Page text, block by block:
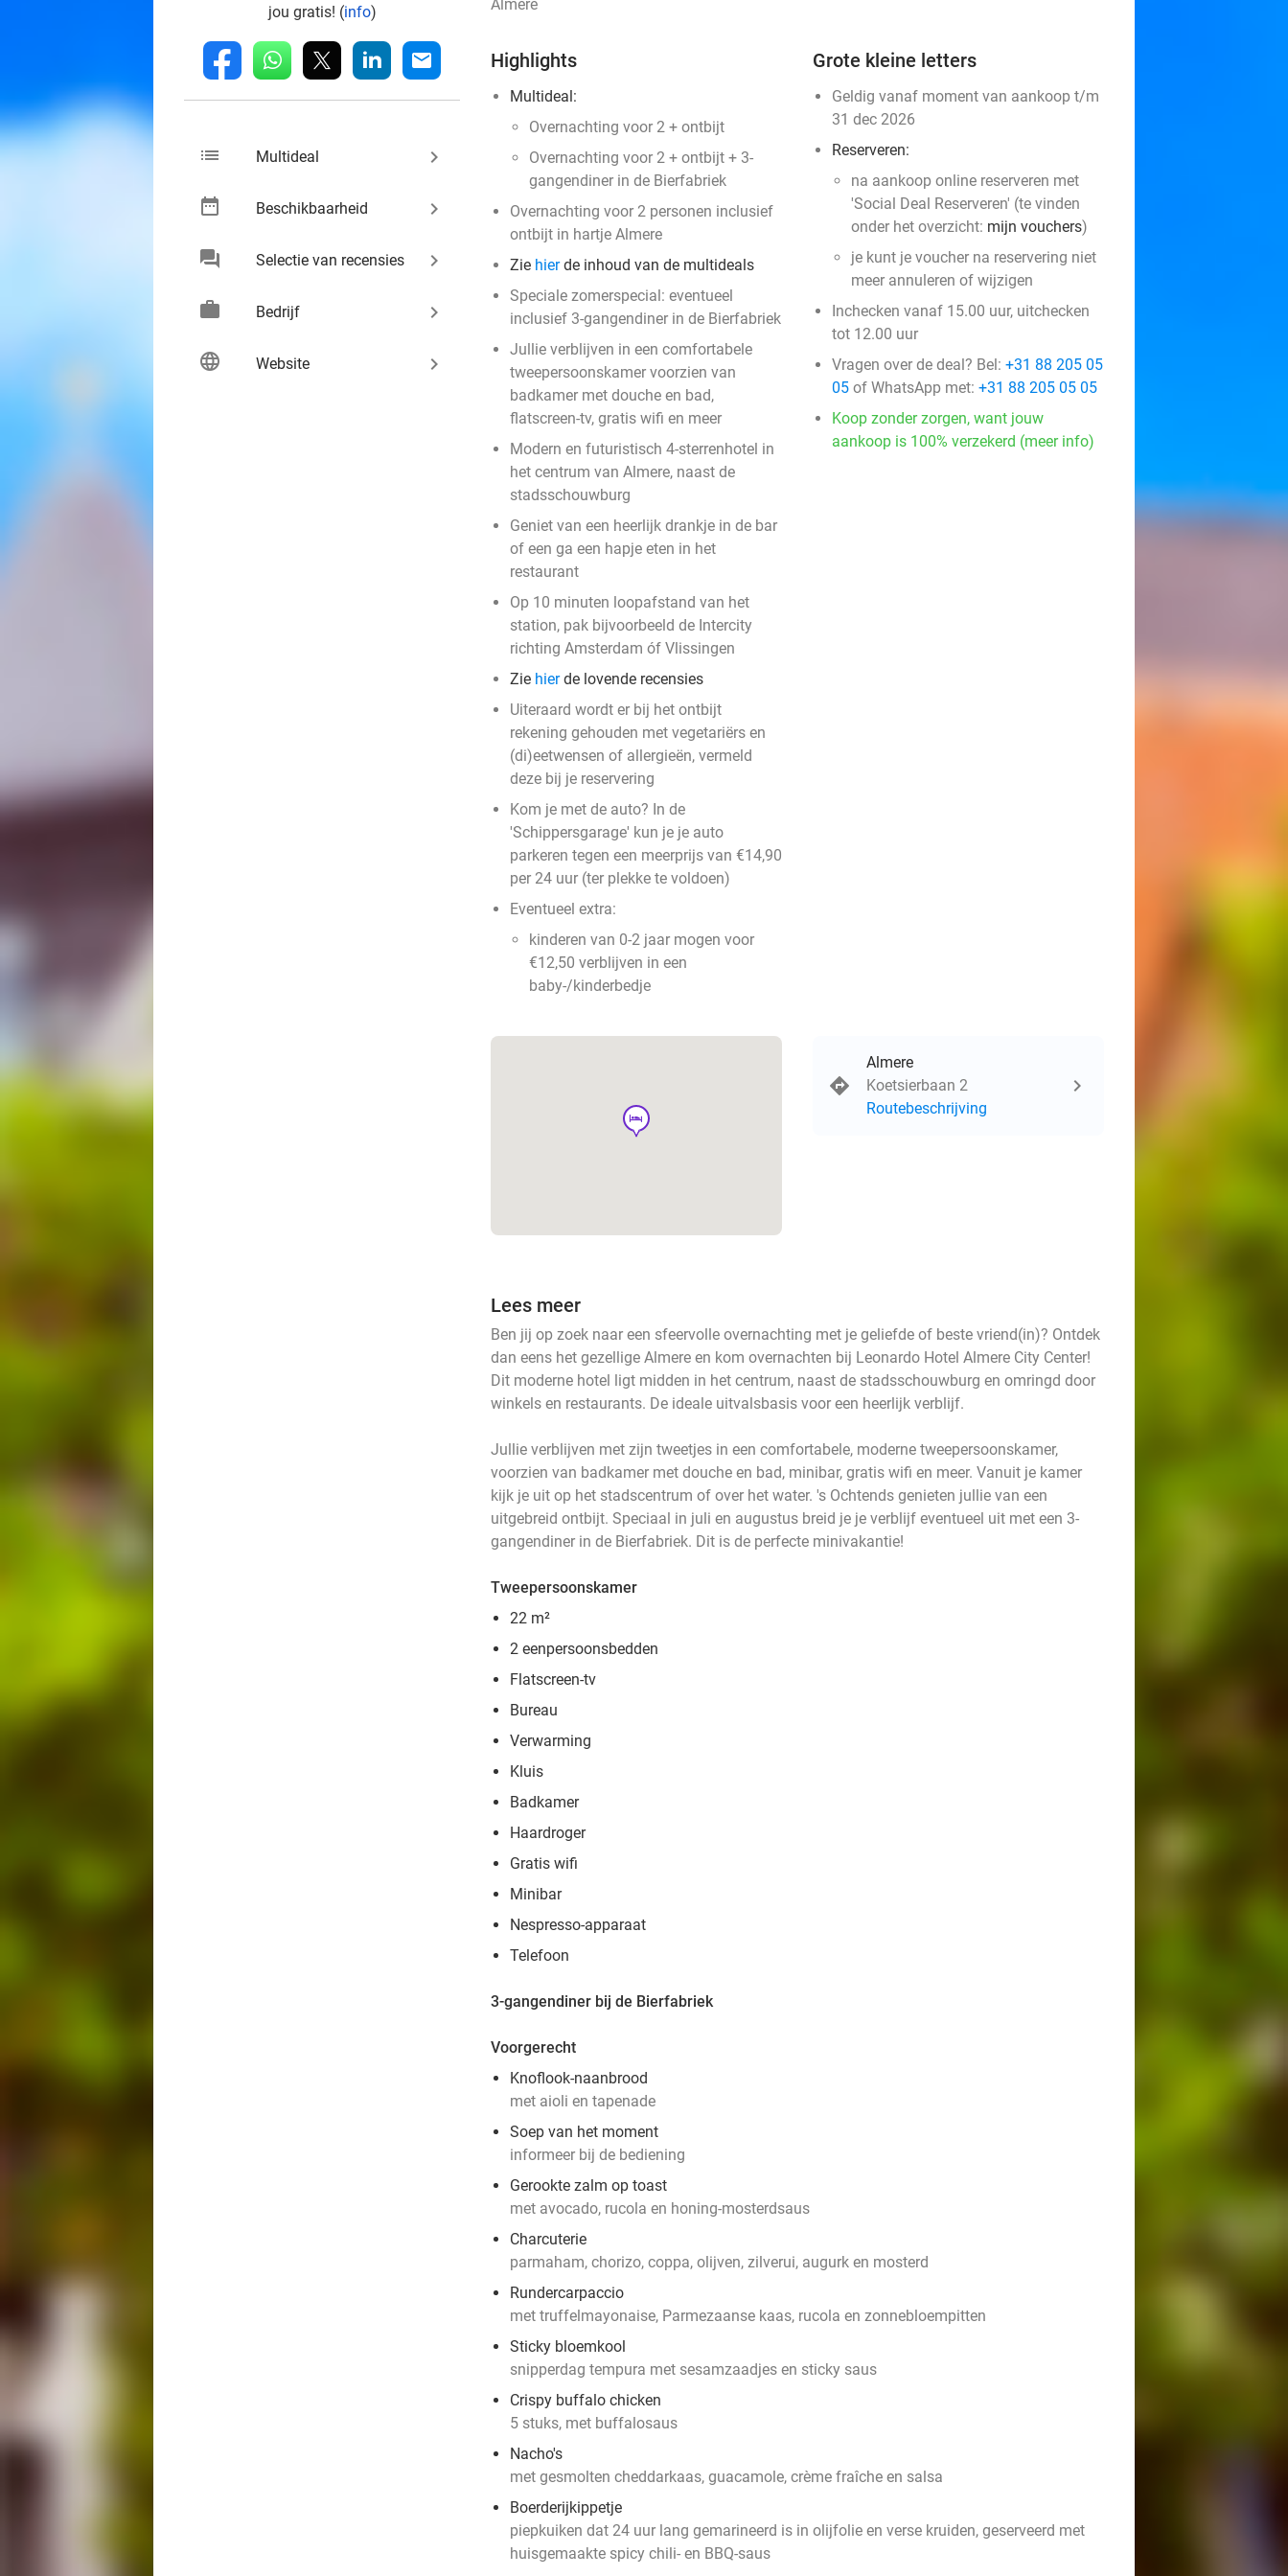
jou gratis! (info)
fb whatsapp linkedin mail
list Multideal keyboard_arrow_right
date_range Beschikbaarheid keyboard_arrow_right
chat Selectie van recensies keyboard_arrow_right
work Bedrijf keyboard_arrow_right
language Website keyboard_arrow_right
Almere
Highlights
Multideal:
Overnachting voor 2 + ontbijt
Overnachting voor 2 + ontbijt + 3-
gangendiner in de Bierfabriek
Overnachting voor 2 personen inclusief
ontbijt in hartje Almere
Zie hierde inhoud van de multideals
Speciale zomerspecial: eventueel
inclusief 3-gangendiner in de Bierfabriek
Jullie verblijven in een comfortabele
tweepersoonskamer voorzien van
badkamer met douche en bad,
flatscreen-tv, gratis wifi en meer
Modern en futuristisch 4-sterrenhotel in
het centrum van Almere, naast de
stadsschouwburg
Geniet van een heerlijk drankje in de bar
of een ga een hapje eten in het
restaurant
Op 10 minuten loopafstand van het
station, pak bijvoorbeeld de Intercity
richting Amsterdam óf Vlissingen
Zie hierde lovende recensies
Uiteraard wordt er bij het ontbijt
rekening gehouden met vegetariërs en
(di)eetwensen of allergieën, vermeld
deze bij je reservering
Kom je met de auto? In de
'Schippersgarage' kun je je auto
parkeren tegen een meerprijs van €14,90
per 24 uur (ter plekke te voldoen)
Eventueel extra:
kinderen van 0-2 jaar mogen voor
€12,50 verblijven in een
baby-/kinderbedje
Grote kleine letters
Geldig vanaf moment van aankoop t/m
31 dec 2026
Reserveren:
na aankoop online reserveren met
'Social Deal Reserveren' (te vinden
onder het overzicht: mijn vouchers)
je kunt je voucher na reservering niet
meer annuleren of wijzigen
Inchecken vanaf 15.00 uur, uitchecken
tot 12.00 uur
Vragen over de deal? Bel: +31 88 205 05
05 of WhatsApp met: +31 88 205 05 05
Koop zonder zorgen, want jouw
aankoop is 100% verzekerd (meer info)
hotel
Almere
Koetsierbaan 2
Routebeschrijving
Lees meer
Ben jij op zoek naar een sfeervolle overnachting met je geliefde of beste vriend(in)? Ontdek
dan eens het gezellige Almere en kom overnachten bij Leonardo Hotel Almere City Center!
Dit moderne hotel ligt midden in het centrum, naast de stadsschouwburg en omringd door
winkels en restaurants. De ideale uitvalsbasis voor een heerlijk verblijf.
Jullie verblijven met zijn tweetjes in een comfortabele, moderne tweepersoonskamer,
voorzien van badkamer met douche en bad, minibar, gratis wifi en meer. Vanuit je kamer
kijk je uit op het stadscentrum of over het water. 's Ochtends genieten jullie van een
uitgebreid ontbijt. Speciaal in juli en augustus breid je je verblijf eventueel uit met een 3-
gangendiner in de Bierfabriek. Dit is de perfecte minivakantie!
Tweepersoonskamer
22 m²
2 eenpersoonsbedden
Flatscreen-tv
Bureau
Verwarming
Kluis
Badkamer
Haardroger
Gratis wifi
Minibar
Nespresso-apparaat
Telefoon
3-gangendiner bij de Bierfabriek
Voorgerecht
Knoflook-naanbrood
met aioli en tapenade
Soep van het moment
informeer bij de bediening
Gerookte zalm op toast
met avocado, rucola en honing-mosterdsaus
Charcuterie
parmaham, chorizo, coppa, olijven, zilverui, augurk en mosterd
Rundercarpaccio
met truffelmayonaise, Parmezaanse kaas, rucola en zonnebloempitten
Sticky bloemkool
snipperdag tempura met sesamzaadjes en sticky saus
Crispy buffalo chicken
5 stuks, met buffalosaus
Nacho's
met gesmolten cheddarkaas, guacamole, crème fraîche en salsa
Boerderijkippetje
piepkuiken dat 24 uur lang gemarineerd is in olijfolie en verse kruiden, geserveerd met
huisgemaakte spicy chili- en BBQ-saus